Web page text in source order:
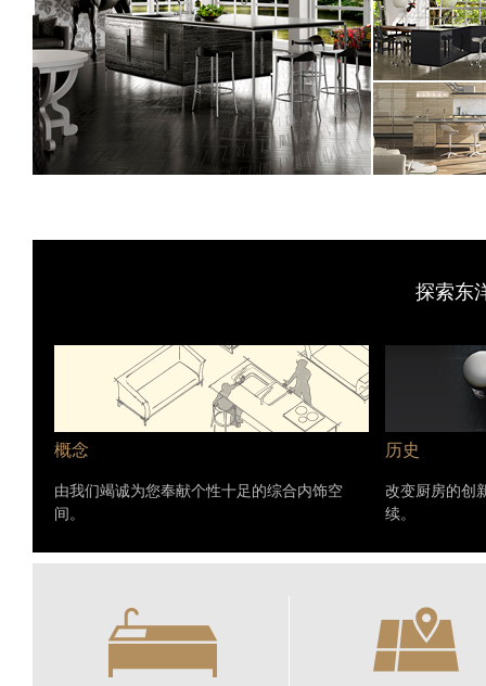
探索东
概念
由我们竭诚为您奉献个性十足的综合内饰空
间。
历史
改变厨房的创
续。